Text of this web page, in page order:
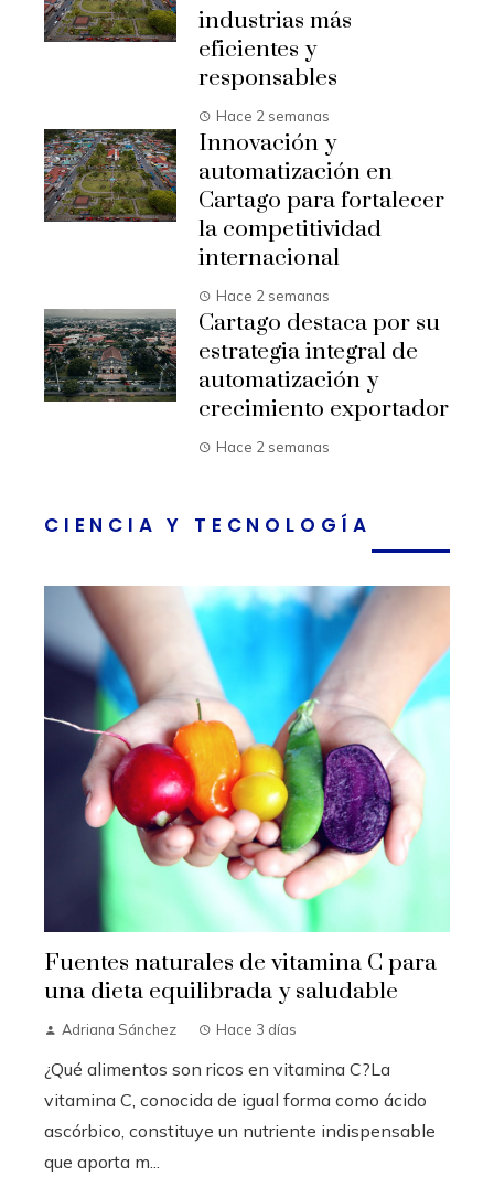
industrias más
eficientes y
responsables
Hace 2 semanas
Innovación y
automatización en
Cartago para fortalecer
la competitividad
internacional
Hace 2 semanas
Cartago destaca por su
estrategia integral de
automatización y
crecimiento exportador
Hace 2 semanas
CIENCIA Y TECNOLOGÍA
Fuentes naturales de vitamina C para
una dieta equilibrada y saludable
Adriana Sánchez Hace 3 días
¿Qué alimentos son ricos en vitamina C?La
vitamina C, conocida de igual forma como ácido
ascórbico, constituye un nutriente indispensable
que aporta m...